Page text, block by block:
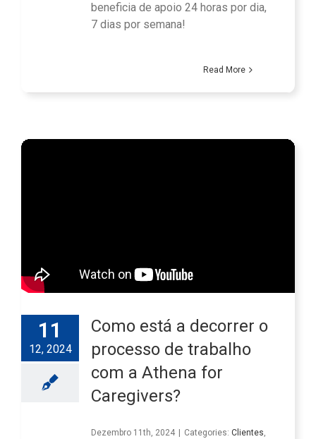
beneficia de apoio 24 horas por dia,
7 dias por semana!
Read More
11
12, 2024
Como está a decorrer o
processo de trabalho
com a Athena for
Caregivers?
Dezembro 11th, 2024 Categories: Clientes,